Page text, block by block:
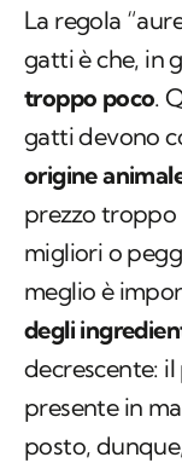
La regola
gatti è che, in
troppo poco.
gatti devono
origine
prezzo troppo
migliori o
meglio è
degli
decrescente:
presente in
posto,